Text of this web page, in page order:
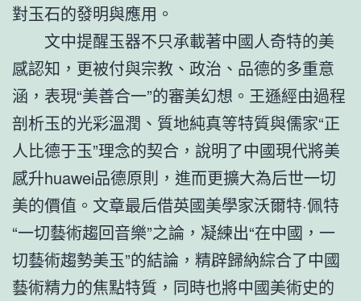
對玉石的發明與應用。
文中提醒玉器不只承載著中國人奇特的美
感認知，更被付與宗教、政治、品德的多重意
涵，表現“美善合一”的審美幻想。王遜經由過程
剖析玉的光彩溫潤、質地純真等特質與儒家“正
人比德于玉”理念的契合，說明了中國現代將美
感升huawei品德原則，進而更擴大為后世一切
美的價值。文章最后借英國美學家沃爾特·佩特
“一切藝術趨回音樂”之論，凝練出“在中國，一
切藝術趨勢美玉”的結論，精辟歸納綜合了中國
藝術精力的焦點特質，同時也將中國美術史的